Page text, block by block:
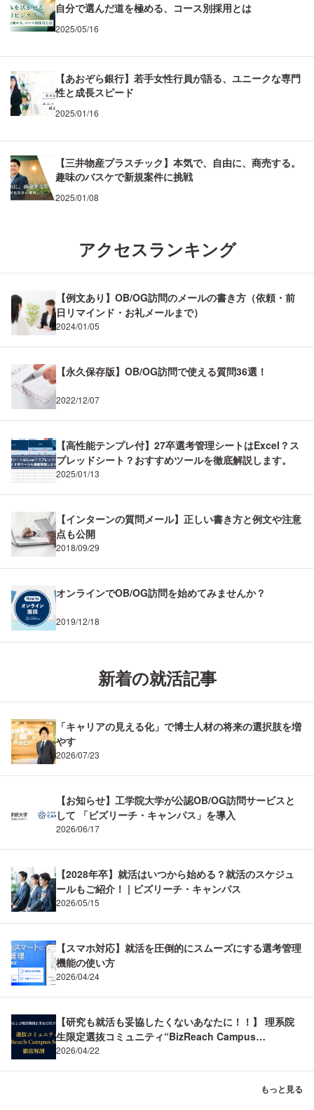
自分で選んだ道を極める、コース別採用とは
2025/05/16
【あおぞら銀行】若手女性行員が語る、ユニークな専門
性と成長スピード
2025/01/16
【三井物産プラスチック】本気で、自由に、商売する。
趣味のバスケで新規案件に挑戦
2025/01/08
アクセスランキング
【例文あり】OB/OG訪問のメールの書き方（依頼・前
日リマインド・お礼メールまで）
2024/01/05
【永久保存版】OB/OG訪問で使える質問36選！
2022/12/07
【高性能テンプレ付】27卒選考管理シートはExcel？ス
プレッドシート？おすすめツールを徹底解説します。
2025/01/13
【インターンの質問メール】正しい書き方と例文や注意
点も公開
2018/09/29
オンラインでOB/OG訪問を始めてみませんか？
2019/12/18
新着の就活記事
「キャリアの見える化」で博士人材の将来の選択肢を増
やす
2026/07/23
【お知らせ】工学院大学が公認OB/OG訪問サービスと
して 「ビズリーチ・キャンパス」を導入
2026/06/17
【2028年卒】就活はいつから始める？就活のスケジュ
ールもご紹介！ | ビズリーチ・キャンパス
2026/05/15
【スマホ対応】就活を圧倒的にスムーズにする選考管理
機能の使い方
2026/04/24
【研究も就活も妥協したくないあなたに！！】 理系院
生限定選抜コミュニティ“BizReach Campus
Science”を徹底解剖！ BizReach Campus Science
2026/04/22
もっと見る